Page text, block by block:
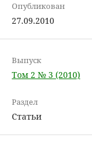
Опубликован
27.09.2010
Выпуск
Том 2 № 3 (2010)
Раздел
Статьи